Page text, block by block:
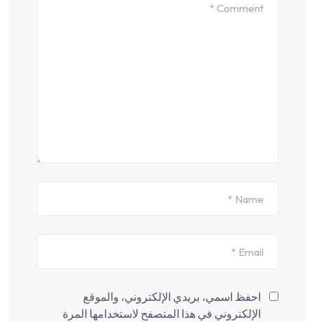
احفظ اسمي، بريدي الإلكتروني، والموقع
الإلكتروني في هذا المتصفح لاستخدامها المرة